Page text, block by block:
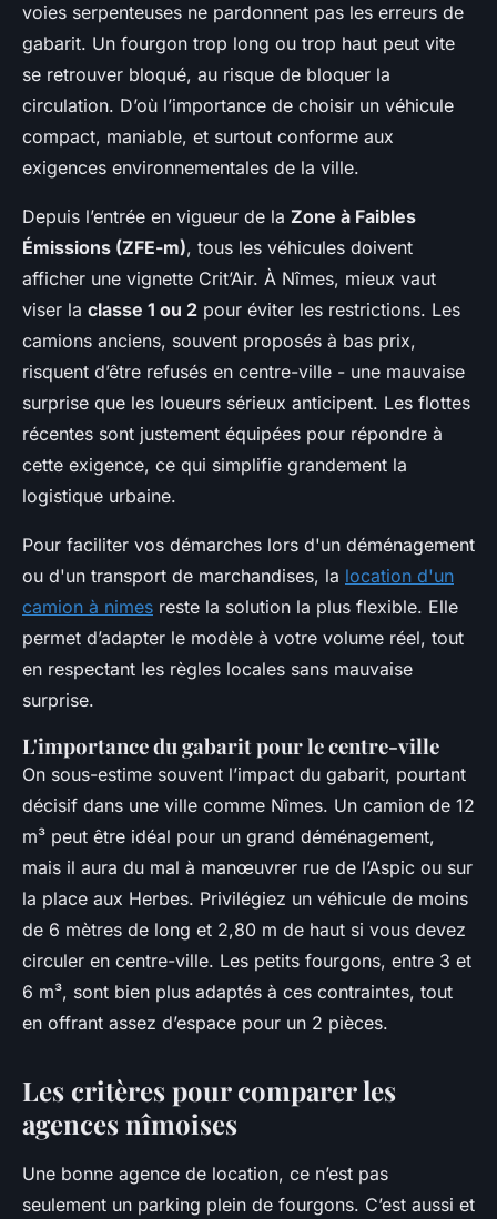
voies serpenteuses ne pardonnent pas les erreurs de
gabarit. Un fourgon trop long ou trop haut peut vite
se retrouver bloqué, au risque de bloquer la
circulation. D’où l’importance de choisir un véhicule
compact, maniable, et surtout conforme aux
exigences environnementales de la ville.
Depuis l’entrée en vigueur de la Zone à Faibles
Émissions (ZFE-m), tous les véhicules doivent
afficher une vignette Crit’Air. À Nîmes, mieux vaut
viser la classe 1 ou 2 pour éviter les restrictions. Les
camions anciens, souvent proposés à bas prix,
risquent d’être refusés en centre-ville - une mauvaise
surprise que les loueurs sérieux anticipent. Les flottes
récentes sont justement équipées pour répondre à
cette exigence, ce qui simplifie grandement la
logistique urbaine.
Pour faciliter vos démarches lors d'un déménagement
ou d'un transport de marchandises, la location d'un
camion à nimes reste la solution la plus flexible. Elle
permet d’adapter le modèle à votre volume réel, tout
en respectant les règles locales sans mauvaise
surprise.
L'importance du gabarit pour le centre-ville
On sous-estime souvent l’impact du gabarit, pourtant
décisif dans une ville comme Nîmes. Un camion de 12
m³ peut être idéal pour un grand déménagement,
mais il aura du mal à manœuvrer rue de l’Aspic ou sur
la place aux Herbes. Privilégiez un véhicule de moins
de 6 mètres de long et 2,80 m de haut si vous devez
circuler en centre-ville. Les petits fourgons, entre 3 et
6 m³, sont bien plus adaptés à ces contraintes, tout
en offrant assez d’espace pour un 2 pièces.
Les critères pour comparer les
agences nîmoises
Une bonne agence de location, ce n’est pas
seulement un parking plein de fourgons. C’est aussi et